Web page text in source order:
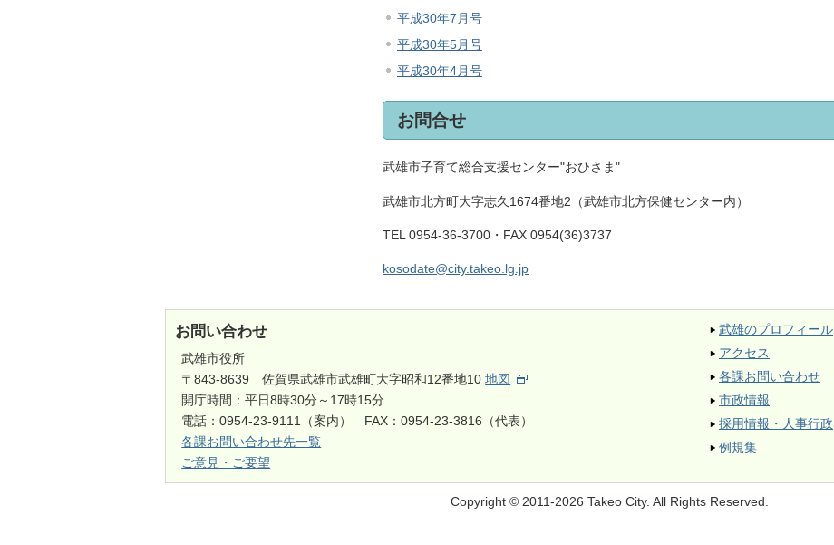
平成30年7月号
平成30年5月号
平成30年4月号
お問合せ
武雄市子育て総合支援センター"おひさま"
武雄市北方町大字志久1674番地2（武雄市北方保健センター内）
TEL 0954-36-3700 ・FAX 0954(36)3737
kosodate@city.takeo.lg.jp
お問い合わせ
武雄市役所
〒843-8639 佐賀県武雄市武雄町大字昭和12番地10地図
開庁時間：平日8時30分～17時15分
電話：0954-23-9111（案内） FAX：0954-23-3816（代表）
各課お問い合わせ先一覧
ご意見・ご要望
武雄のプロフィール
アクセス
各課お問い合わせ
市政情報
採用情報・人事行政
例規集
Copyright © 2011-2026 Takeo City. All Rights Reserved.